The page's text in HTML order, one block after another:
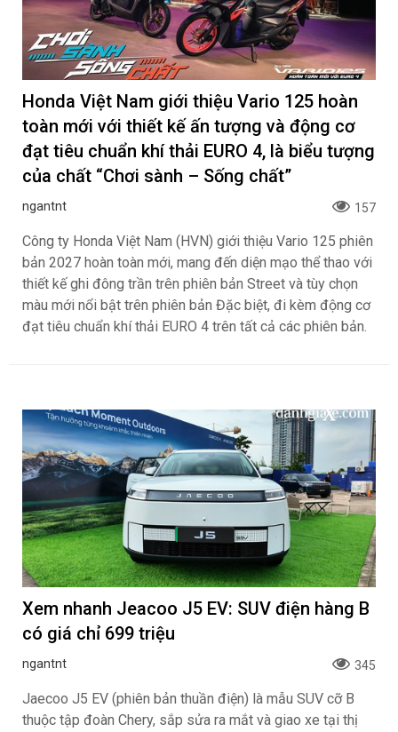
Honda Việt Nam giới thiệu Vario 125 hoàn
toàn mới với thiết kế ấn tượng và động cơ
đạt tiêu chuẩn khí thải EURO 4, là biểu tượng
của chất “Chơi sành – Sống chất”
ngantnt 157
Công ty Honda Việt Nam (HVN) giới thiệu Vario 125 phiên
bản 2027 hoàn toàn mới, mang đến diện mạo thể thao với
thiết kế ghi đông trần trên phiên bản Street và tùy chọn
màu mới nổi bật trên phiên bản Đặc biệt, đi kèm động cơ
đạt tiêu chuẩn khí thải EURO 4 trên tất cả các phiên bản.
Xem nhanh Jeacoo J5 EV: SUV điện hàng B
có giá chỉ 699 triệu
ngantnt 345
Jaecoo J5 EV (phiên bản thuần điện) là mẫu SUV cỡ B
thuộc tập đoàn Chery, sắp sửa ra mắt và giao xe tại thị